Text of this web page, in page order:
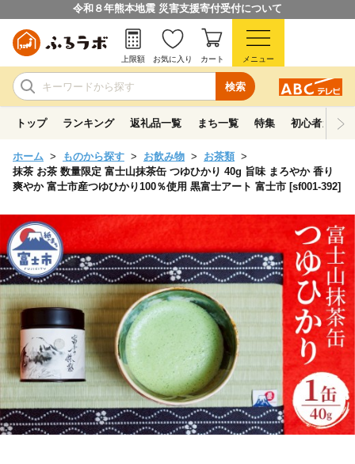
令和８年熊本地震 災害支援寄付受付について
検索
上限額 お気に入り カート メニュー
トップ ランキング 返礼品一覧 まち一覧 特集 初心者ガイド
ホーム ものから探す お飲み物
お茶類
抹茶 お茶 数量限定 富士山抹茶缶 つゆひかり 40g 旨味 まろやか 香り
爽やか 富士市産つゆひかり100％使用 黒富士アート 富士市 [sf001-392]